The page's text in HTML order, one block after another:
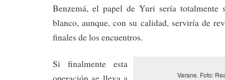
Benzemá, el papel de Yuri sería totalmente
blanco, aunque, con su calidad, serviría de
finales de los encuentros.
Varane. Foto:
Si finalmente esta